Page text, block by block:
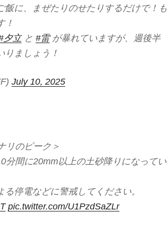
飯に、まぜたりのせたりするだけで！も
！
夕立と #雷が暴れていますが、週後半
りましょう！
July 10, 2025
リのピーク＞
分間に20mm以上の土砂降りになってい
停電などに警戒してください。
pic.twitter.com/U1PzdSaZLr